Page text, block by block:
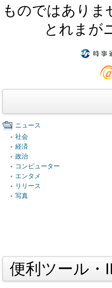
ものではありま
とれまが
ニュース
社会
経済
政治
コンピューター
エンタメ
リリース
写真
便利ツール・